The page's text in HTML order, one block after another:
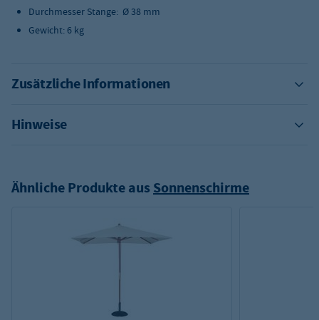
Durchmesser Stange: Ø 38 mm
Gewicht: 6 kg
Zusätzliche Informationen
Hinweise
Ähnliche Produkte aus Sonnenschirme